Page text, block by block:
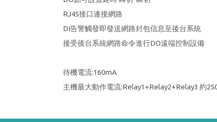
RJ45接口連接網路
DI告警觸發即發送網路封包信息至後台系統
接受後台系統網路命令進行DO遠端控制設備
待機電流:160mA
主機最大動作電流:Relay1+Relay2+Relay3 約